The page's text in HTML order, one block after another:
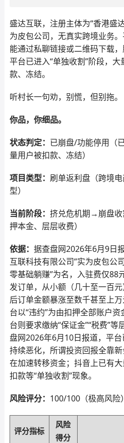
盛达互联，注册主体为“香港盛
为皮包公司，无真实跨境业务
能通过私聊链接或二维码下载
平台已进入“单独收割”阶段，
款、冻结。
听村长一句劝，别慌，但别拖。
你品，你细品。
状态判定： 已崩盘/功能停用（
量用户被扣款、冻结）
项目类型： 刷单返利盘（跨境
型）
当前阶段： 挤兑危机期→崩盘收
押本金、层层收费）
依据： 据查盘网2026年6月9日
互联科技有限公司”实为皮包公
零基础躺赚”为名，入驻费仅88
发订单，从小额（几十至一百
后订单金额暴涨至数千甚至上
台以“违约”为由扣押全部账户
台则要求缴纳“保证金”“税费”
盘网2026年6月10日报道，平
持续恶化，所谓投资回报全靠
在加速转移资金；抖音上已有
扣款等“单独收割”现象。
风险评分： 100/100（极高风险）
评分指标
风险
得分